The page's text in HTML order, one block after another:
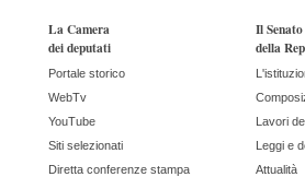
La Camera
dei deputati
Portale storico
WebTv
YouTube
Siti selezionati
Diretta conferenze stampa
Il Senato
della
Lavori
Leggi e
Attualità